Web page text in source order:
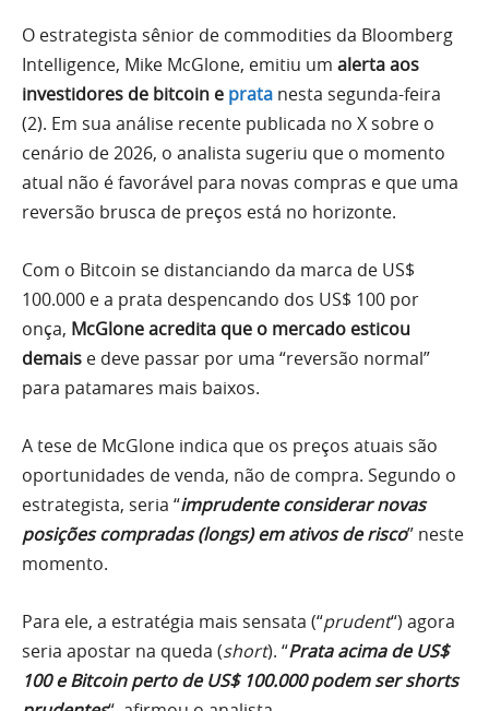
O estrategista sênior de commodities da Bloomberg
Intelligence, Mike McGlone, emitiu um alerta aos
investidores de bitcoin e prata nesta segunda-feira
(2). Em sua análise recente publicada no X sobre o
cenário de 2026, o analista sugeriu que o momento
atual não é favorável para novas compras e que uma
reversão brusca de preços está no horizonte.
Com o Bitcoin se distanciando da marca de US$
100.000 e a prata despencando dos US$ 100 por
onça, McGlone acredita que o mercado esticou
demais e deve passar por uma “reversão normal”
para patamares mais baixos.
A tese de McGlone indica que os preços atuais são
oportunidades de venda, não de compra. Segundo o
estrategista, seria “imprudente considerar novas
posições compradas (longs) em ativos de risco” neste
momento.
Para ele, a estratégia mais sensata (“prudent“) agora
seria apostar na queda (short). “Prata acima de US$
100 e Bitcoin perto de US$ 100.000 podem ser shorts